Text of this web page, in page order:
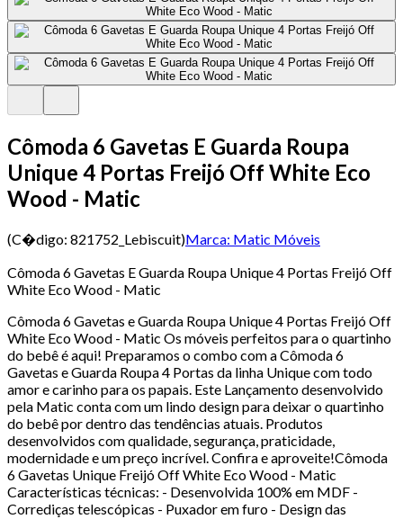
Cômoda 6 Gavetas E Guarda Roupa
Unique 4 Portas Freijó Off White Eco
Wood - Matic
(C�digo: 821752_Lebiscuit)Marca: Matic Móveis
Cômoda 6 Gavetas E Guarda Roupa Unique 4 Portas Freijó Off
White Eco Wood - Matic
Cômoda 6 Gavetas e Guarda Roupa Unique 4 Portas Freijó Off
White Eco Wood - Matic Os móveis perfeitos para o quartinho
do bebê é aqui! Preparamos o combo com a Cômoda 6
Gavetas e Guarda Roupa 4 Portas da linha Unique com todo
amor e carinho para os papais. Este Lançamento desenvolvido
pela Matic conta com um lindo design para deixar o quartinho
do bebê por dentro das tendências atuais. Produtos
desenvolvidos com qualidade, segurança, praticidade,
modernidade e um preço incrível. Confira e aproveite!Cômoda
6 Gavetas Unique Freijó Off White Eco Wood - Matic
Características técnicas: - Desenvolvida 100% em MDF -
Corrediças telescópicas - Puxador em furo - Design das